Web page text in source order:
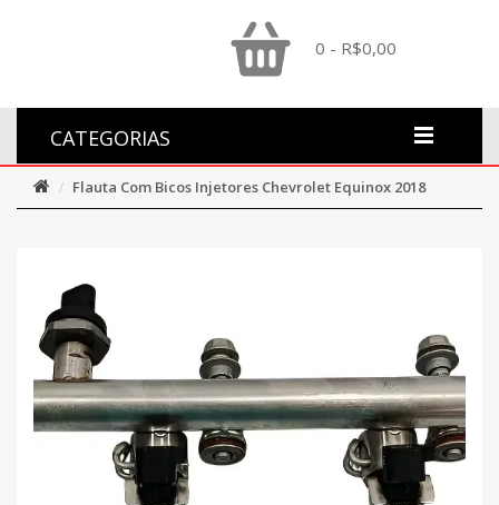
0 - R$0,00
CATEGORIAS
Flauta Com Bicos Injetores Chevrolet Equinox 2018